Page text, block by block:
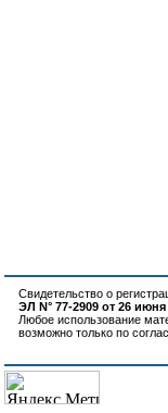
Свидетельство о
ЭЛ N° 77-2909 от 26 июня
Любое использование
возможно только по